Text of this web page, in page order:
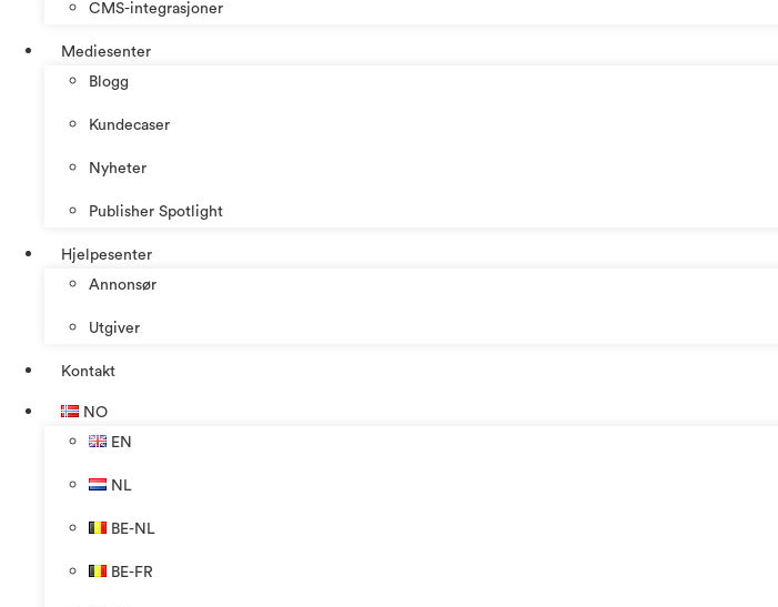
CMS-integrasjoner
Mediesenter
Blogg
Kundecaser
Nyheter
Publisher Spotlight
Hjelpesenter
Annonsør
Utgiver
Kontakt
NO
EN
NL
BE-NL
BE-FR